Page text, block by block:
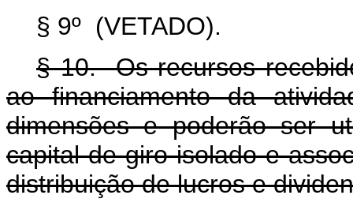
§ 9º (VETADO).
§ 10. Os recursos
ao financiamento da
dimensões e poderão ser
capital de giro isolado e
distribuição de lucros e